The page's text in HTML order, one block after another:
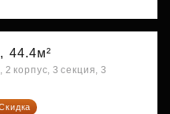
44.4м²
корпус, 3 секция, 3